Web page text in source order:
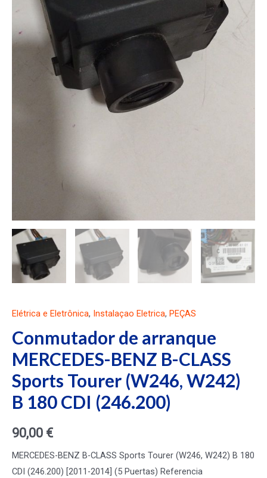
Elétrica e Eletrônica, Instalaçao Eletrica, PEÇAS
Conmutador de arranque
MERCEDES-BENZ B-CLASS
Sports Tourer (W246, W242)
B 180 CDI (246.200)
90,00 €
MERCEDES-BENZ B-CLASS Sports Tourer (W246, W242) B 180
CDI (246.200) [2011-2014] (5 Puertas) Referencia